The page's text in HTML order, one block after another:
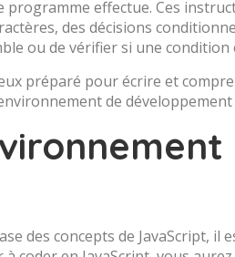
programme effectue. Ces
des décisions
ou de vérifier si une condition
préparé pour écrire et
de développement
des concepts de JavaScript, il